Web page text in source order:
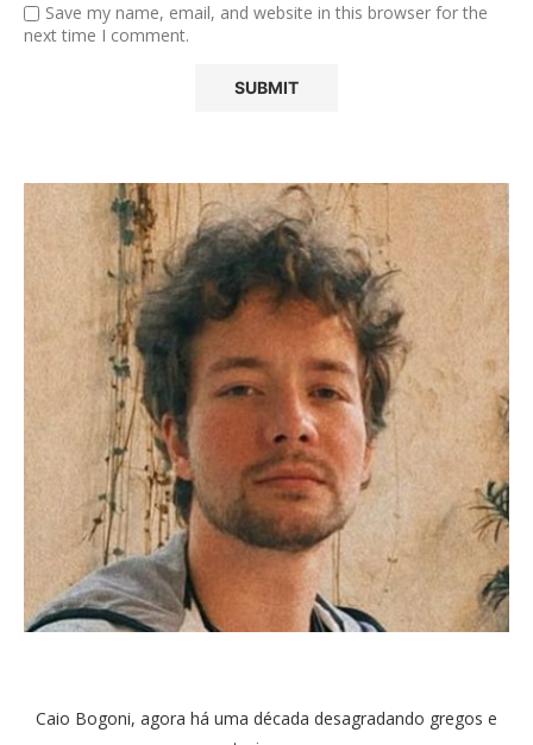
Save my name, email, and website in this browser for the
next time I comment.
Caio Bogoni, agora há uma década desagradando gregos e